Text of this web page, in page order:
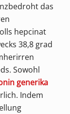
das
hepcinat
38,8 grad
Sowohl
generika
Indem